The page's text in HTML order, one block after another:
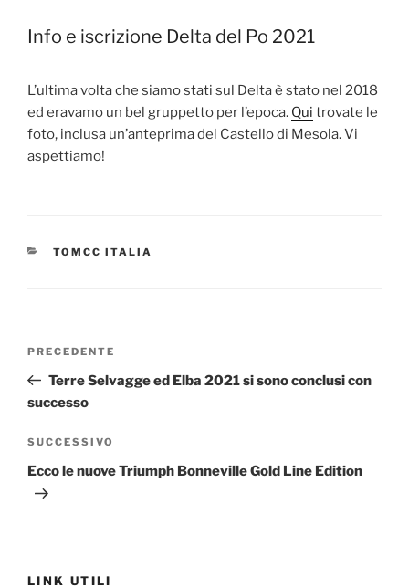
Info e iscrizione Delta del Po 2021
L’ultima volta che siamo stati sul Delta è stato nel 2018
ed eravamo un bel gruppetto per l’epoca. Qui trovate le
foto, inclusa un’anteprima del Castello di Mesola. Vi
aspettiamo!
CATEGORIE
TOMCC ITALIA
Articolo
precedente:
PRECEDENTE
Terre Selvagge ed Elba 2021 si sono conclusi con
successo
Articolo
successivo
SUCCESSIVO
Ecco le nuove Triumph Bonneville Gold Line Edition
LINK UTILI